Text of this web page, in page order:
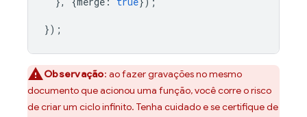
});
Observação: ao fazer gravações no mesmo
documento que acionou uma função, você corre o risco
de criar um ciclo infinito. Tenha cuidado e se certifique de